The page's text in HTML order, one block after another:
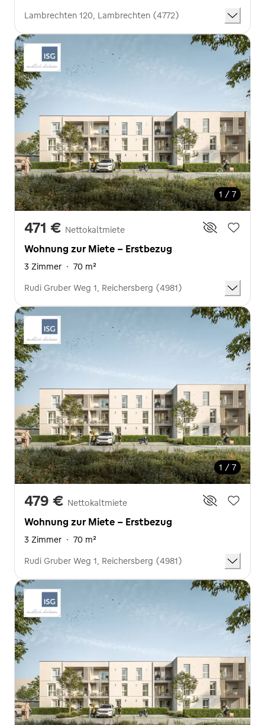
Lambrechten 120, Lambrechten (4772)
1 / 7
471 € Nettokaltmiete
Wohnung zur Miete - Erstbezug
3 Zimmer · 70 m²
Rudi Gruber Weg 1, Reichersberg (4981)
1 / 7
479 € Nettokaltmiete
Wohnung zur Miete - Erstbezug
3 Zimmer · 70 m²
Rudi Gruber Weg 1, Reichersberg (4981)